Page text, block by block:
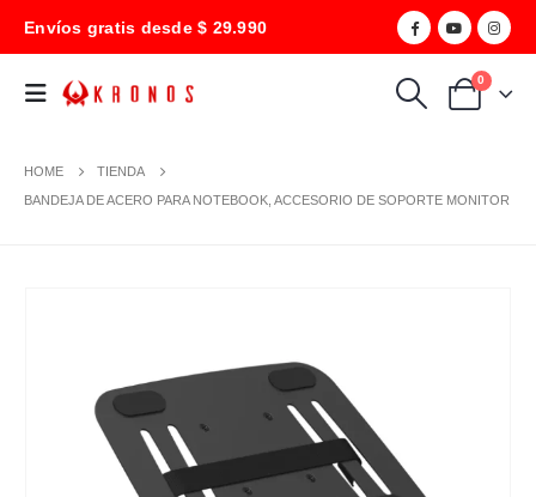
Envíos gratis desde $ 29.990
0
HOME
TIENDA
BANDEJA DE ACERO PARA NOTEBOOK, ACCESORIO DE SOPORTE MONITOR